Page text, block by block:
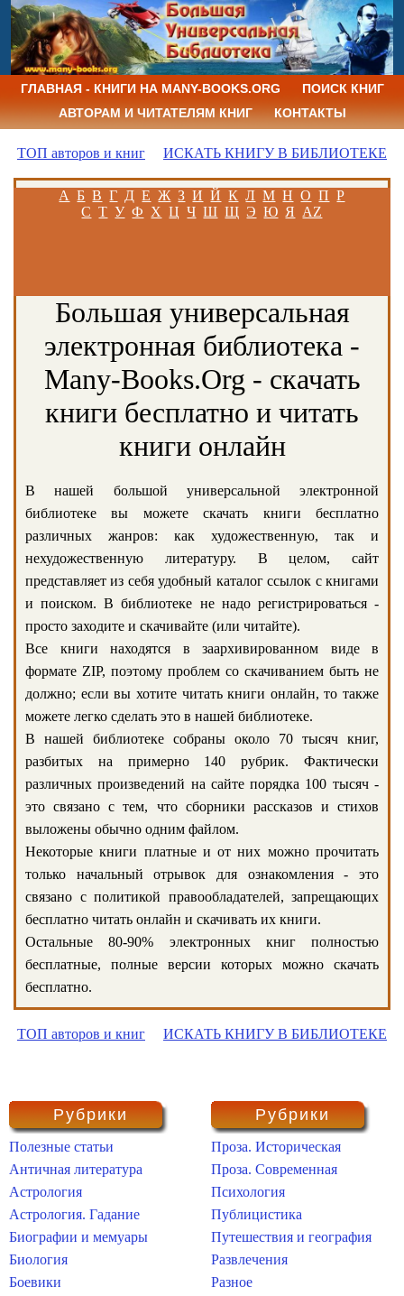
ГЛАВНАЯ - КНИГИ НА MANY-BOOKS.ORG
ПОИСК КНИГ
АВТОРАМ И ЧИТАТЕЛЯМ КНИГ
КОНТАКТЫ
ТОП авторов и книг ИСКАТЬ КНИГУ В БИБЛИОТЕКЕ
А Б В Г Д Е Ж З И Й К Л М Н О П Р
С Т У Ф Х Ц Ч Ш Щ Э Ю Я AZ
Большая универсальная
электронная библиотека -
Many-Books.Org - скачать
книги бесплатно и читать
книги онлайн
В нашей большой универсальной электронной
библиотеке вы можете скачать книги бесплатно
различных жанров: как художественную, так и
нехудожественную литературу. В целом, сайт
представляет из себя удобный каталог ссылок с книгами
и поиском. В библиотеке не надо регистрироваться -
просто заходите и скачивайте (или читайте).
Все книги находятся в заархивированном виде в
формате ZIP, поэтому проблем со скачиванием быть не
должно; если вы хотите читать книги онлайн, то также
можете легко сделать это в нашей библиотеке.
В нашей библиотеке собраны около 70 тысяч книг,
разбитых на примерно 140 рубрик. Фактически
различных произведений на сайте порядка 100 тысяч -
это связано с тем, что сборники рассказов и стихов
выложены обычно одним файлом.
Некоторые книги платные и от них можно прочитать
только начальный отрывок для ознакомления - это
связано с политикой правообладателей, запрещающих
бесплатно читать онлайн и скачивать их книги.
Остальные 80-90% электронных книг полностью
бесплатные, полные версии которых можно скачать
бесплатно.
ТОП авторов и книг ИСКАТЬ КНИГУ В БИБЛИОТЕКЕ
Рубрики
Полезные статьи
Античная литература
Астрология
Астрология. Гадание
Биографии и мемуары
Биология
Боевики
Рубрики
Проза. Историческая
Проза. Современная
Психология
Публицистика
Путешествия и география
Развлечения
Разное